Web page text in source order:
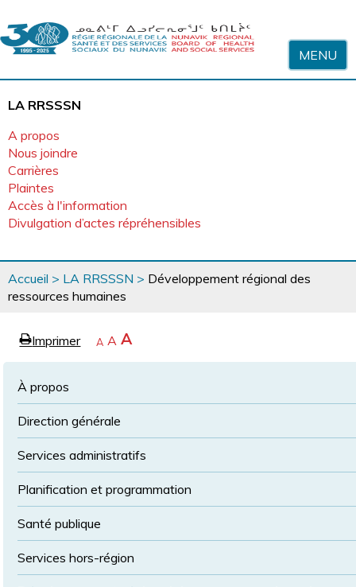
MENU
LA RRSSSN
A propos
Nous joindre
Carrières
Plaintes
Accès à l'information
Divulgation d’actes répréhensibles
Vous
êtes
ici
Accueil > LA RRSSSN > Développement régional des
ressources humaines
eImprimerpageRétrécir
A Revenir
à
police
A Agrandir
la
A
À propos
Direction générale
Services administratifs
Planification et programmation
Santé publique
Services hors-région